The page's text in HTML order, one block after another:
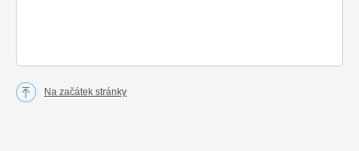
Na začátek stránky